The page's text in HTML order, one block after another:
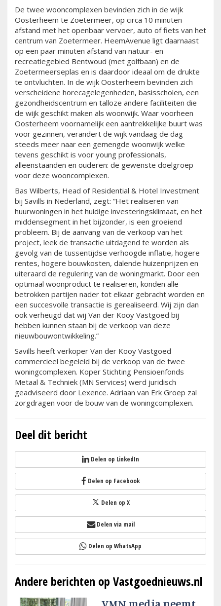
De twee wooncomplexen bevinden zich in de wijk
Oosterheem te Zoetermeer, op circa 10 minuten
afstand met het openbaar vervoer, auto of fiets van het
centrum van Zoetermeer. HeemAvenue ligt daarnaast
op een paar minuten afstand van natuur- en
recreatiegebied Bentwoud (met golfbaan) en de
Zoetermeerseplas en is daardoor ideaal om de drukte
te ontvluchten. In de wijk Oosterheem bevinden zich
verscheidene horecagelegenheden, basisscholen, een
gezondheidscentrum en talloze andere faciliteiten die
de wijk geschikt maken als woonwijk. Waar voorheen
Oosterheem voornamelijk een aantrekkelijke buurt was
voor gezinnen, verandert de wijk vandaag de dag
steeds meer naar een gemengde woonwijk welke
tevens geschikt is voor young professionals,
alleenstaanden en ouderen: de gewenste doelgroep
voor deze wooncomplexen.
Bas Wilberts, Head of Residential & Hotel Investment
bij Savills in Nederland, zegt: “Het realiseren van
huurwoningen in het huidige investeringsklimaat, en het
middensegment in het bijzonder, is een groeiend
probleem. Bij de aanvang van de verkoop van het
project, leek de transactie uitdagend te worden als
gevolg van de tussentijdse verhoogde inflatie, hogere
rentes, hogere bouwkosten, dalende huizenprijzen en
uiteraard de regulering van de woningmarkt. Door een
optimaal woonproduct te realiseren, konden alle
betrokken partijen nader tot elkaar gebracht worden en
een succesvolle transactie is gerealiseerd. Wij zijn dan
ook verheugd dat wij Van der Kooy Vastgoed bij
hebben kunnen staan bij de verkoop van deze
nieuwbouwontwikkeling.”
Savills heeft verkoper Van der Kooy Vastgoed
commercieel begeleid bij de verkoop van de twee
woningcomplexen. Koper Stichting Pensioenfonds
Metaal & Techniek (MN Services) werd juridisch
geadviseerd door Lexence. Adriaan van Erk Groep zal
zorgdragen voor de bouw van de woningcomplexen.
Deel dit bericht
Delen op LinkedIn
Delen op Facebook
Delen op X
Delen via mail
Delen op WhatsApp
Andere berichten op Vastgoednieuws.nl